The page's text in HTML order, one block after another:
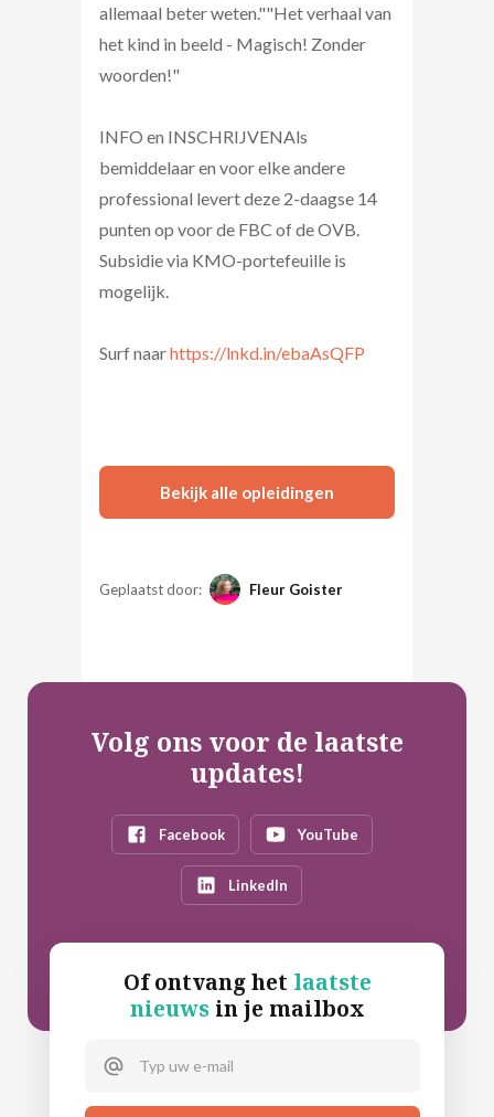
allemaal beter weten.""Het verhaal van
het kind in beeld - Magisch! Zonder
woorden!"
INFO en INSCHRIJVENAls
bemiddelaar en voor elke andere
professional levert deze 2-daagse 14
punten op voor de FBC of de OVB.
Subsidie via KMO-portefeuille is
mogelijk.
Surf naarhttps://lnkd.in/ebaAsQFP
Bekijk alle opleidingen
Geplaatst door: Fleur Goister
Volg ons voor de laatste
updates!
Facebook YouTube
LinkedIn
Of ontvang het laatste
nieuwsin je mailbox